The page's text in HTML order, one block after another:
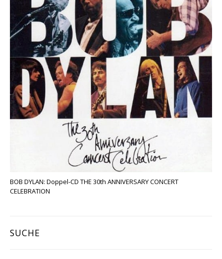
BOB DYLAN: Doppel-CD THE 30th ANNIVERSARY CONCERT
CELEBRATION
SUCHE